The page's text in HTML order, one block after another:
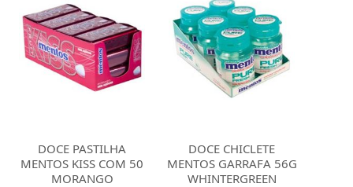
DOCE PASTILHA
MENTOS KISS COM 50
MORANGO
DOCE CHICLETE
MENTOS GARRAFA 56G
WHINTERGREEN